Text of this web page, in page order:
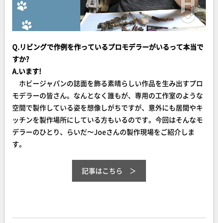
Q.リビングで作例を作っているプロモデラーがいるって本当で
すか?
A.います!
ホビージャパンの誌面を飾る素晴らしい作品を生み出すプロ
モデラーの皆さん。なんとなく誰もが、専用の工作室のような
空間で製作している姿を想像しがちですが、意外にも居間やキ
ッチンを製作場所にしている方もいるのです。今回はそんなモ
デラーのひとり、らいだ〜Joeさんの製作現場をご紹介しま
す。
記事はこちら